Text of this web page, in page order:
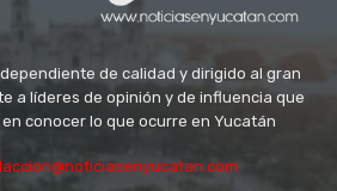
de calidad y dirigido al gran
a líderes de opinión y de influencia que
conocer lo que ocurre en Yucatán